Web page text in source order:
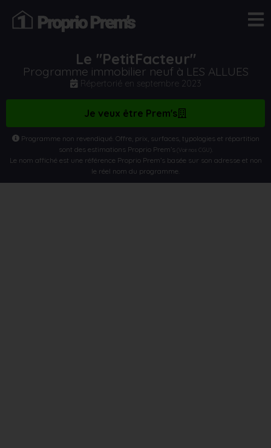
Le "PetitFacteur"
Programme immobilier neuf à LES ALLUES
Répertorié en septembre 2023
Je veux être Prem's
Programme non revendiqué. Offre, prix, surfaces, typologies et répartition
sont des estimations Proprio Prem’s(Voir nos CGU)
Le nom affiché est une référence Proprio Prem’s basée sur son adresse et non
le réel nom du programme.